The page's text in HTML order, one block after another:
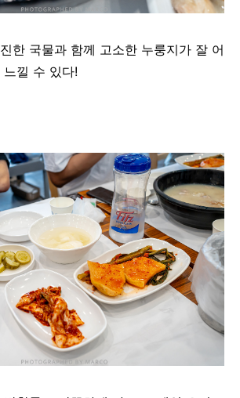
진한 국물과 함께 고소한 누룽지가 잘 어
느낄 수 있다!